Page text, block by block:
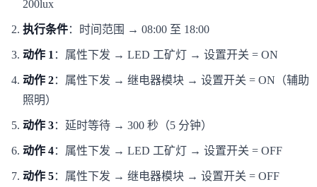
200lux
执行条件：时间范围 → 08:00 至 18:00
动作 1 ：属性下发 → LED 工矿灯 → 设置开关 = ON
动作 2：属性下发 → 继电器模块 → 设置开关 = ON（辅助
照明）
动作 3：延时等待 → 300 秒（5 分钟）
动作 4：属性下发 → LED 工矿灯 → 设置开关 = OFF
动作 5：属性下发 → 继电器模块 → 设置开关 = OFF